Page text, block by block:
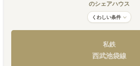
のシェアハウス
くわしい条件
私鉄
西武池袋線